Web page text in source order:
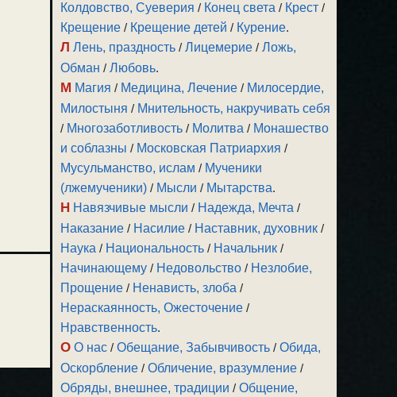
Колдовство, Суеверия / Конец света / Крест /
Крещение / Крещение детей / Курение.
Л Лень, праздность /Лицемерие /Ложь,
Обман /Любовь.
М Магия / Медицина, Лечение / Милосердие,
Милостыня / Мнительность, накручивать себя
/ Многозаботливость / Молитва / Монашество
и соблазны / Московская Патриархия /
Мусульманство, ислам / Мученики
(лжемученики) / Мысли / Мытарства.
Н Навязчивые мысли / Надежда, Мечта /
Наказание / Насилие / Наставник, духовник /
Наука / Национальность / Начальник /
Начинающему / Недовольство / Незлобие,
Прощение / Ненависть, злоба /
Нераскаянность, Ожесточение /
Нравственность.
О О нас /Обещание, Забывчивость /Обида,
Оскорбление /Обличение, вразумление /
Обряды, внешнее, традиции /Общение,